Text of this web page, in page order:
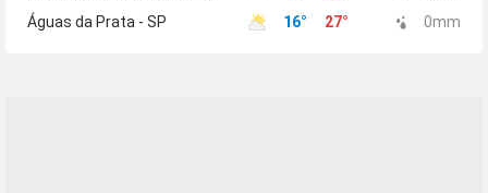
Águas da Prata - SP
16° 27° 0mm